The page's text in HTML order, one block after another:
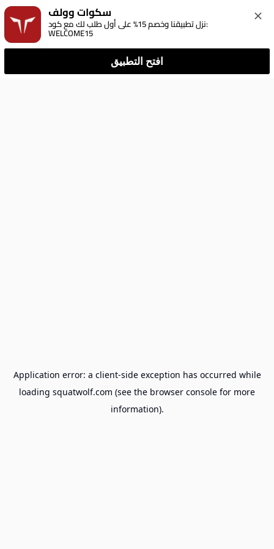
سكوات وولف
نزل تطبيقنا وخصم 15% على أول طلب لك مع كود:
WELCOME15
افتح التطبيق
Application error: a client-side exception has occurred while
loading squatwolf.com (see the browser console for more
information).